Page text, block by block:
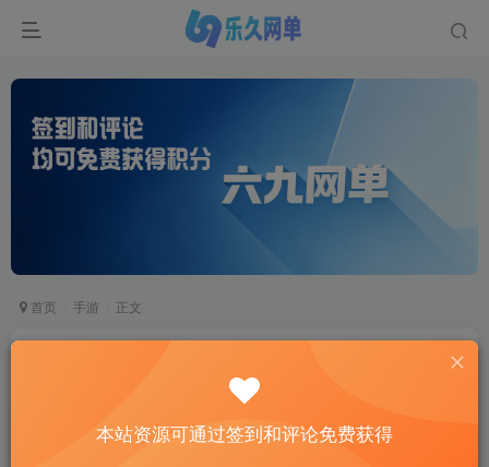
首页 手游 正文
键运行+视频教学+GM工具｜小白福音
六九网单
2个月前更新
关注
本站资源可通过签到和评论免费获得